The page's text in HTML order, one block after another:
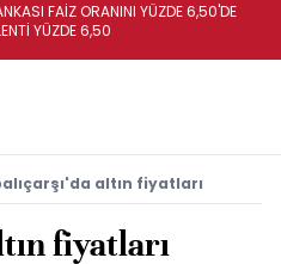
FAİZ ORANINI YÜZDE 6,50'DE
YÜZDE 6,50
altın fiyatları
fiyatları